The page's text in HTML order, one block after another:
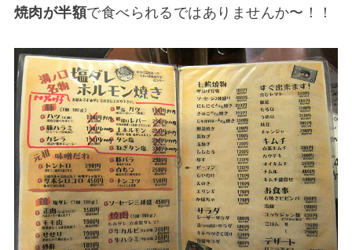
焼肉が半額で食べられるではありませんか〜！！